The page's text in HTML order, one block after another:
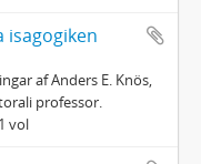
isagogiken
af Anders E. Knös,
professor.
vol